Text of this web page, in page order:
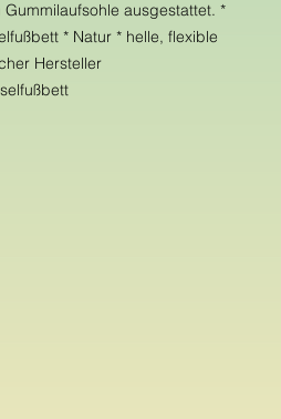
ausgestattet. *
* Natur * helle, flexible
Hersteller